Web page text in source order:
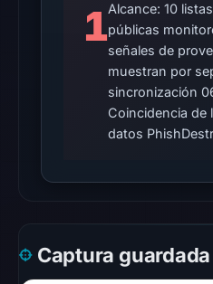
the
content
is
safe.
blocklist
1Alcance: 10
públicas
señales de
muestran por
sincronización
Coincidencia de
datos
Captura guardada